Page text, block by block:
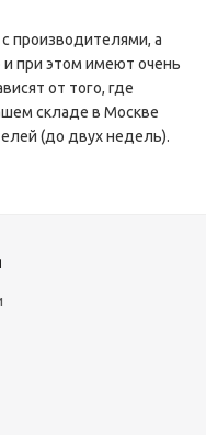
производителями, а
при этом имеют очень
от того, где
складе в Москве
(до двух недель).